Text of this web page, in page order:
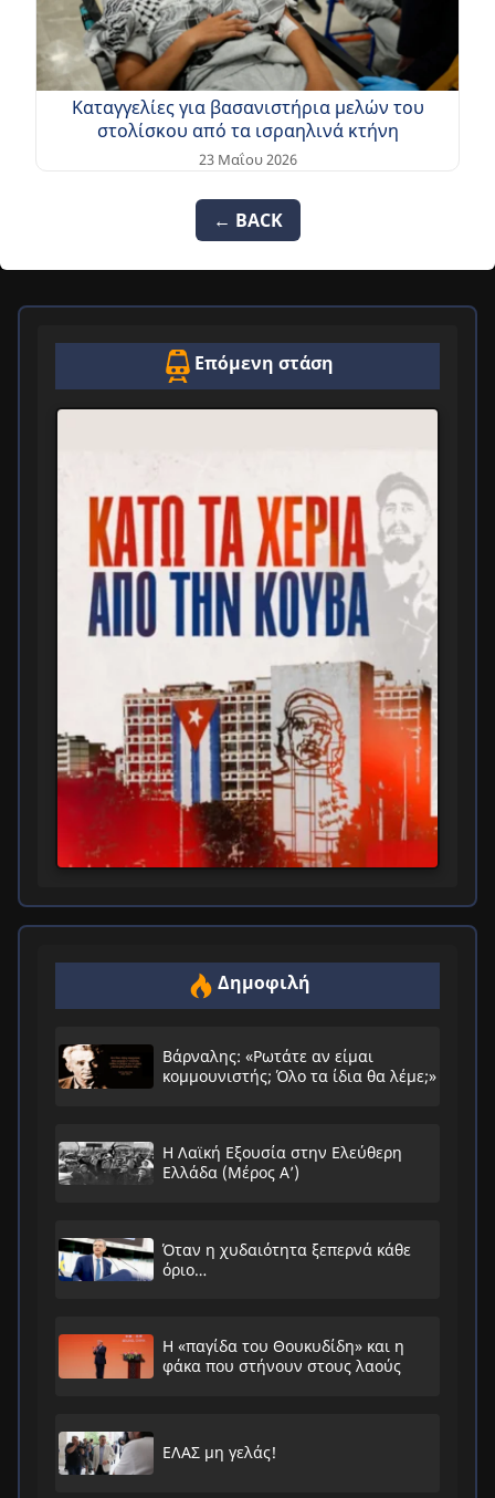
Καταγγελίες για βασανιστήρια μελών του
στολίσκου από τα ισραηλινά κτήνη
23 Μαΐου 2026
← BACK
Επόμενη στάση
Δημοφιλή
Βάρναλης: «Ρωτάτε αν είμαι
κομμουνιστής; Όλο τα ίδια θα λέμε;»
Η Λαϊκή Εξουσία στην Ελεύθερη
Ελλάδα (Μέρος Α’)
Όταν η χυδαιότητα ξεπερνά κάθε
όριο…
Η «παγίδα του Θουκυδίδη» και η
φάκα που στήνουν στους λαούς
ΕΛΑΣ μη γελάς!